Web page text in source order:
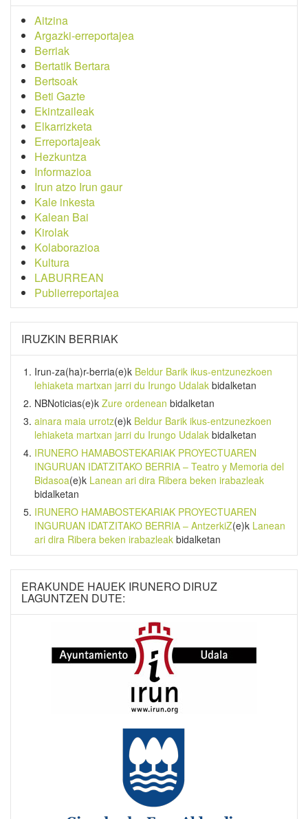
Aitzina
Argazki-erreportajea
Berriak
Bertatik Bertara
Bertsoak
Beti Gazte
Ekintzaileak
Elkarrizketa
Erreportajeak
Hezkuntza
Informazioa
Irun atzo Irun gaur
Kale inkesta
Kalean Bai
Kirolak
Kolaborazioa
Kultura
LABURREAN
Publierreportajea
IRUZKIN BERRIAK
Irun-za(ha)r-berria(e)k Beldur Barik ikus-entzunezkoen
lehiaketa martxan jarri du Irungo Udalak bidalketan
NBNoticias(e)k Zure ordenean bidalketan
ainara maia urrotz(e)k Beldur Barik ikus-entzunezkoen
lehiaketa martxan jarri du Irungo Udalak bidalketan
IRUNERO HAMABOSTEKARIAK PROYECTUAREN
INGURUAN IDATZITAKO BERRIA – Teatro y Memoria del
Bidasoa(e)k Lanean ari dira Ribera beken irabazleak
bidalketan
IRUNERO HAMABOSTEKARIAK PROYECTUAREN
INGURUAN IDATZITAKO BERRIA – AntzerkiZ(e)k Lanean
ari dira Ribera beken irabazleak bidalketan
ERAKUNDE HAUEK IRUNERO DIRUZ
LAGUNTZEN DUTE: